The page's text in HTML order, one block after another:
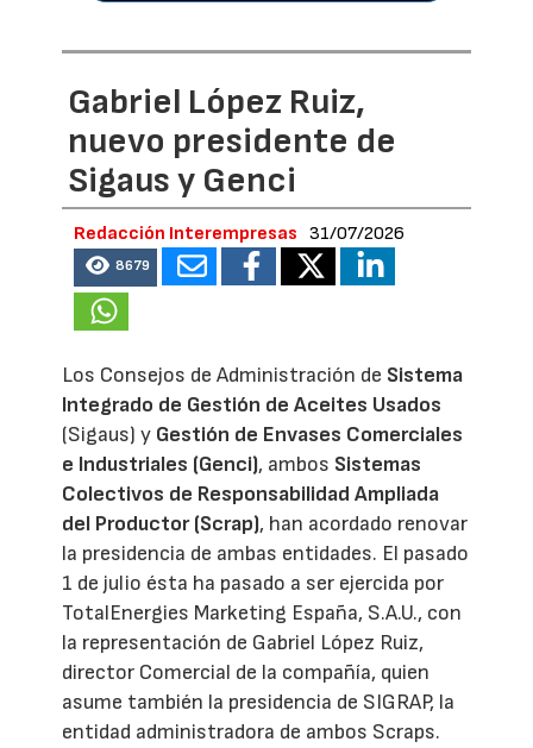
Gabriel López Ruiz,
nuevo presidente de
Sigaus y Genci
Redacción Interempresas 31/07/2026
8679
Los Consejos de Administración de Sistema
Integrado de Gestión de Aceites Usados
(Sigaus) y Gestión de Envases Comerciales
e Industriales (Genci), ambos Sistemas
Colectivos de Responsabilidad Ampliada
del Productor (Scrap), han acordado renovar
la presidencia de ambas entidades. El pasado
1 de julio ésta ha pasado a ser ejercida por
TotalEnergies Marketing España, S.A.U., con
la representación de Gabriel López Ruiz,
director Comercial de la compañía, quien
asume también la presidencia de SIGRAP, la
entidad administradora de ambos Scraps.